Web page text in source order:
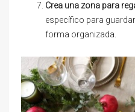
Crea una zona para
específico para
forma organizada.